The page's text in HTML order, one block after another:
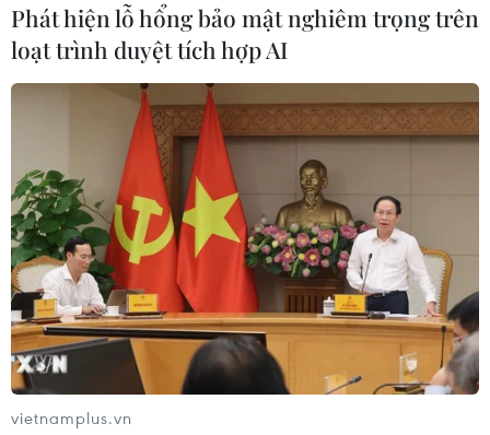
Phát hiện lỗ hổng bảo mật nghiêm trọng trên
loạt trình duyệt tích hợp AI
vietnamplus.vn